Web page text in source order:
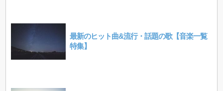
最新のヒット曲&流行・話題の歌【音楽一覧
特集】